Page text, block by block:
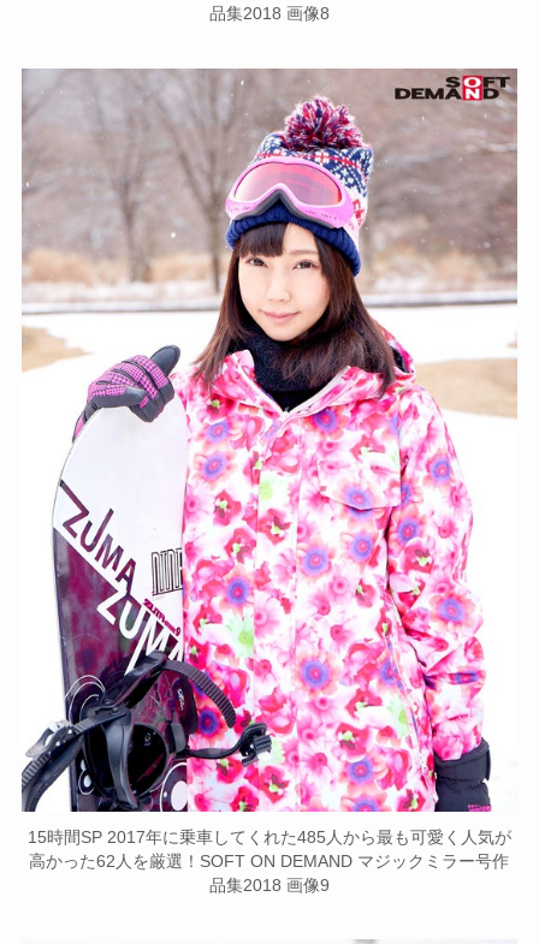
品集2018 画像8
15時間SP 2017年に乗車してくれた485人から最も可愛く人気が
高かった62人を厳選！SOFT ON DEMAND マジックミラー号作
品集2018 画像9